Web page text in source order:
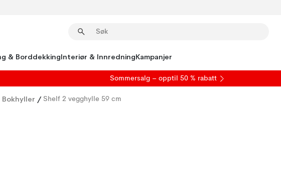
& BorddekkingInteriør & InnredningKampanjer
Sommersalg – opptil 50 % rabatt
Bokhyller / Shelf 2 vegghylle 59 cm